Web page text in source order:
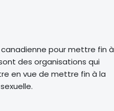
canadienne pour mettre fin à
des organisations qui
en vue de mettre fin à la